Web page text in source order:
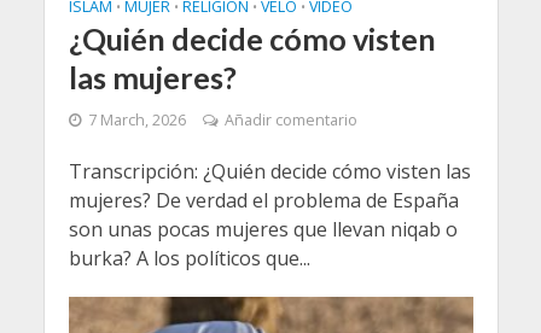
ISLAM • MUJER • RELIGIÓN • VELO • VÍDEO
¿Quién decide cómo visten
las mujeres?
7 March, 2026 Añadir comentario
Transcripción: ¿Quién decide cómo visten las
mujeres? De verdad el problema de España
son unas pocas mujeres que llevan niqab o
burka? A los políticos que...